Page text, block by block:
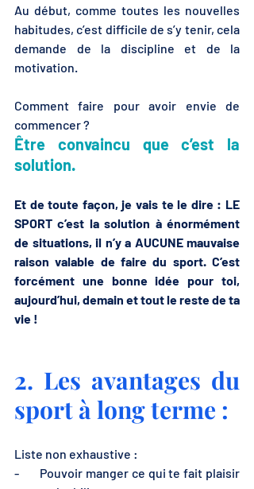
Au début, comme toutes les nouvelles
habitudes, c’est difficile de s’y tenir, cela
demande de la discipline et de la
motivation.
Comment faire pour avoir envie de
commencer ?
Être convaincu que c’est la
solution.
Et de toute façon, je vais te le dire : LE
SPORT c’est la solution à énormément
de situations, il n’y a AUCUNE mauvaise
raison valable de faire du sport. C’est
forcément une bonne idée pour toi,
aujourd’hui, demain et tout le reste de ta
vie !
2. Les avantages du
sport à long terme :
Liste non exhaustive :
-       Pouvoir manger ce qui te fait plaisir